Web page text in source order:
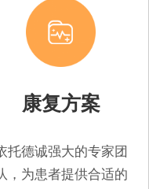
康复方案
托德诚强大的专家团
，为患者提供合适的